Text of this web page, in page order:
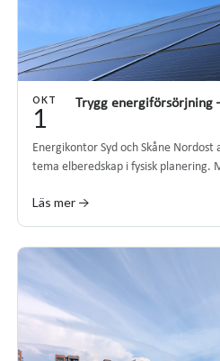
OKT
1 Trygg energiförsörjning
Energikontor Syd och Skåne
tema elberedskap i fysisk planering.
Läs mer →